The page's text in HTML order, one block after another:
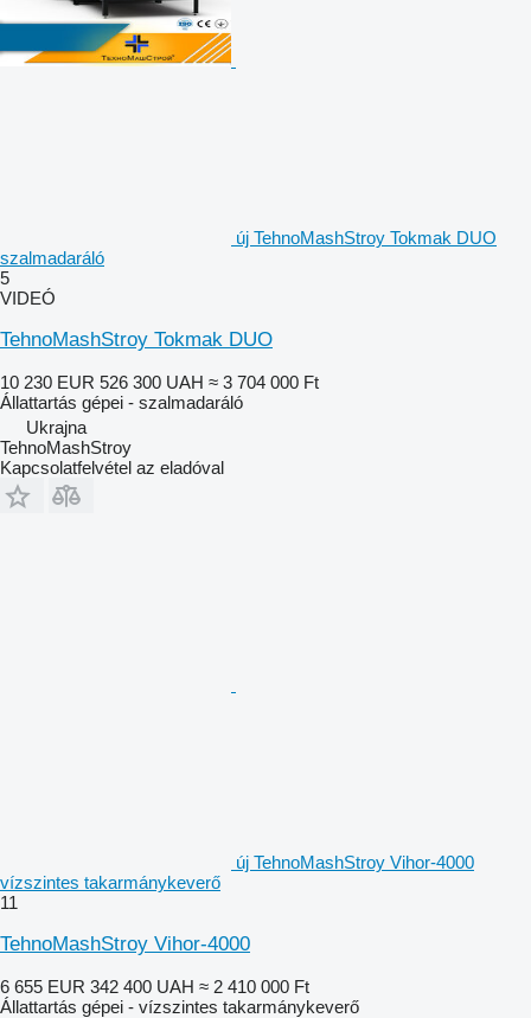
új TehnoMashStroy Tokmak DUO
szalmadaráló
5
VIDEÓ
TehnoMashStroy Tokmak DUO
10 230 EUR 526 300 UAH ≈ 3 704 000 Ft
Állattartás gépei - szalmadaráló
Ukrajna
TehnoMashStroy
Kapcsolatfelvétel az eladóval
új TehnoMashStroy Vihor-4000
vízszintes takarmánykeverő
11
TehnoMashStroy Vihor-4000
6 655 EUR 342 400 UAH ≈ 2 410 000 Ft
Állattartás gépei - vízszintes takarmánykeverő